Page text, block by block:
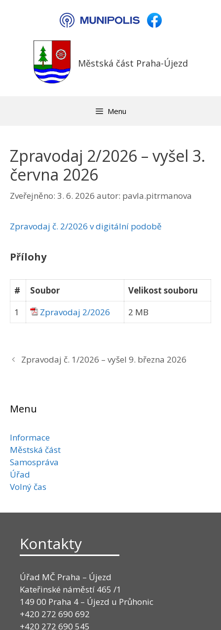
Městská část Praha-Újezd
Menu
Zpravodaj 2/2026 – vyšel 3.
června 2026
Zveřejněno: 3. 6. 2026 autor: pavla.pitrmanova
Zpravodaj č. 2/2026 v digitální podobě
Přílohy
# Soubor
Velikost souboru
1
Zpravodaj 2/2026 2 MB
Zpravodaj č. 1/2026 – vyšel 9. března 2026
Menu
Informace
Městská část
Samospráva
Úřad
Volný čas
Kontakty
Úřad MČ Praha – Újezd
Kateřinské náměstí 465 /1
149 00 Praha 4 – Újezd u Průhonic
+420 272 690 692
+420 272 690 545